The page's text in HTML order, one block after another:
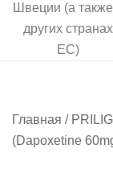
Швеции (а
других странах
ЕС)
Главная /
(Dapoxetine